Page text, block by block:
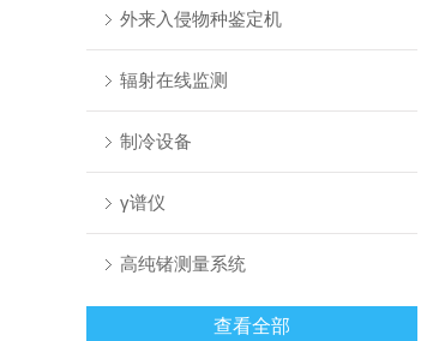
外来入侵物种鉴定机
辐射在线监测
制冷设备
γ谱仪
高纯锗测量系统
查看全部